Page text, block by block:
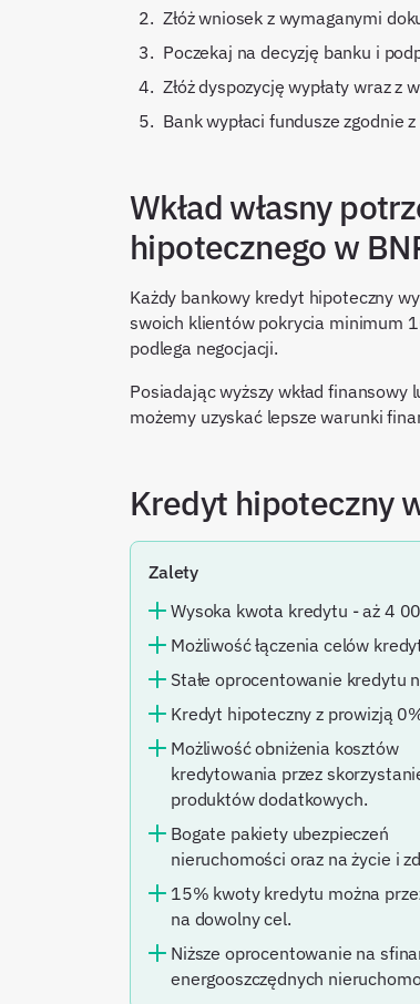
Złóż wniosek z wymaganymi
Poczekaj na decyzję banku i
Złóż dyspozycję wypłaty wraz
Bank wypłaci fundusze
Wkład własny
hipotecznego w
Każdy bankowy kredyt hipoteczny
swoich klientów pokrycia minimum
podlega negocjacji.
Posiadając wyższy wkład
możemy uzyskać lepsze warunki
Kredyt hipoteczny
Zalety
Wysoka kwota kredytu - aż 4
Możliwość łączenia celów
Stałe oprocentowanie kredytu
Kredyt hipoteczny z prowizją
Możliwość obniżenia kosztów
kredytowania przez
produktów dodatkowych.
Bogate pakiety ubezpieczeń
nieruchomości oraz na życie i
15% kwoty kredytu można przeznaczyć
na dowolny cel.
Niższe oprocentowanie na sfinansowanie
energooszczędnych